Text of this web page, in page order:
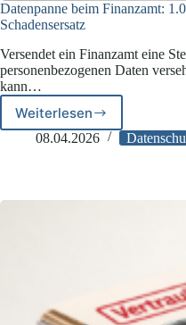
Datenpanne beim Finanzamt:
Schadensersatz
Versendet ein Finanzamt eine
personenbezogenen Daten
kann…
WeiterlesenDatenpanne
beim
DSGVO-
08.04.2026